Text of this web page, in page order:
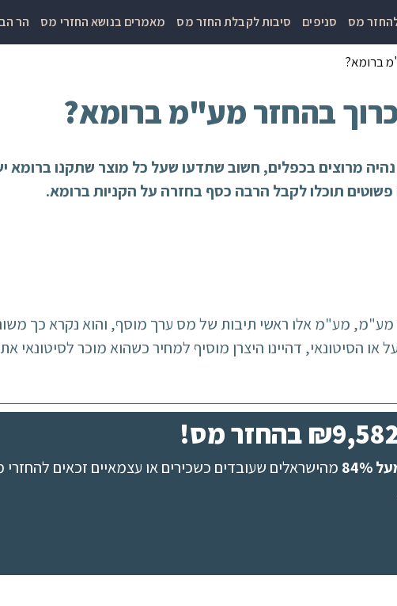
מס סניפים סיבות לקבלת החזר מס מאמרים בנושא החזרי מס הר
ברומא?
בהחזר מע"מ ברומא?
מרוצים בכפלים, חשוב שתדעו שעל כל מוצר שתקנו ברומא
מע"מ, מע"מ אלו ראשי תיבות של מס ערך מוסף, והוא נקרא כך
הסיטונאי, דהיינו היצרן מוסיף למחיר כשהוא מוכר לסיטונאי
84%
מהישראלים שעובדים כשכירים או עצמאיים זכאים להחזרי